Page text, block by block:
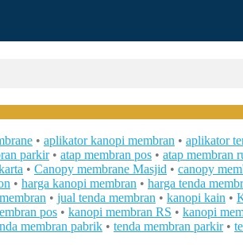
• aplikator kanopi membran • aplikator
parkir• atap membran pos • atap membran
• Canopy membrane Masjid • canopy
• harga kanopi membran • harga tenda
• jual tenda membran • kanopi kain •
pos • kanopi membran RS • kanopi
membran pabrik • tenda membran parkir•